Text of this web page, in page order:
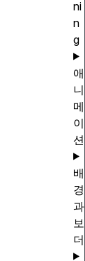
ni
n
g
애
니
메
이
션
배
경
과
보
더